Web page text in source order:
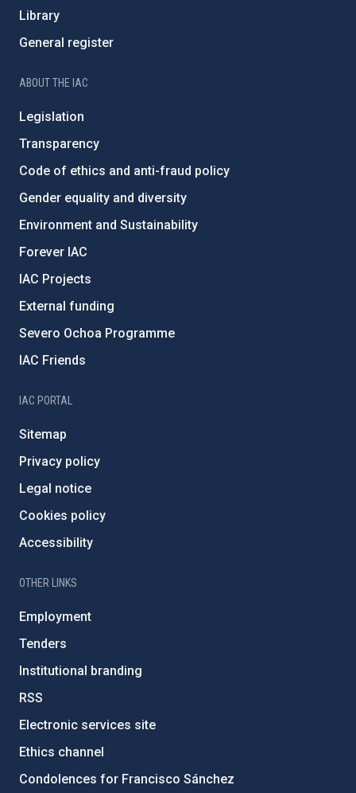
Library
General register
ABOUT THE IAC
Legislation
Transparency
Code of ethics and anti-fraud policy
Gender equality and diversity
Environment and Sustainability
Forever IAC
IAC Projects
External funding
Severo Ochoa Programme
IAC Friends
IAC PORTAL
Sitemap
Privacy policy
Legal notice
Cookies policy
Accessibility
OTHER LINKS
Employment
Tenders
Institutional branding
RSS
Electronic services site
Ethics channel
Condolences for Francisco Sánchez